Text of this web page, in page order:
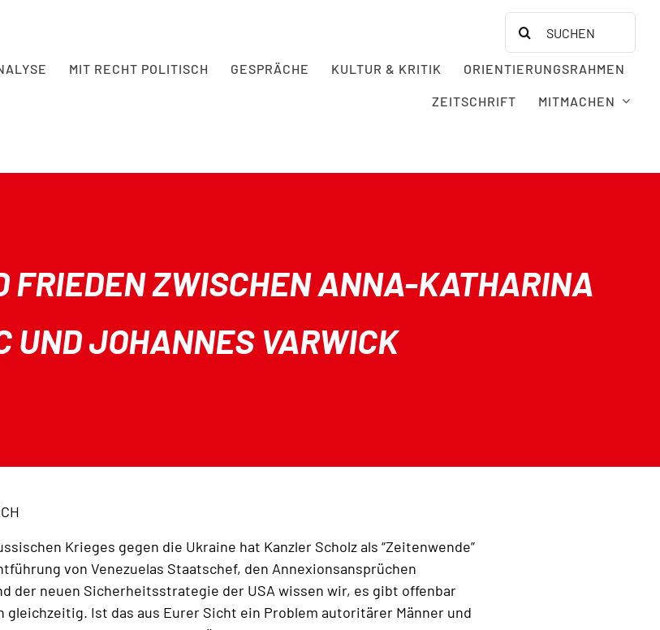
Search
for:
MIT RECHT POLITISCH GESPRÄCHE KULTUR & KRITIK ORIENTIERUNGSRAHMEN
ZEITSCHRIFT MITMACHEN
FRIEDEN ZWISCHEN ANNA-KATHARINA
UND JOHANNES VARWICK
Krieges gegen die Ukraine hat Kanzler Scholz als “Zeitenwende”
von Venezuelas Staatschef, den Annexionsansprüchen
der neuen Sicherheitsstrategie der USA wissen wir, es gibt offenbar
gleichzeitig. Ist das aus Eurer Sicht ein Problem autoritärer Männer und